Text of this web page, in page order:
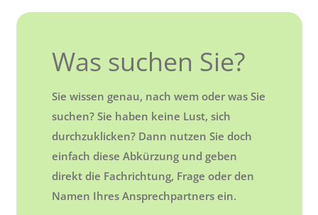
Was suchen Sie?
Sie wissen genau, nach wem oder was Sie
suchen? Sie haben keine Lust, sich
durchzuklicken? Dann nutzen Sie doch
einfach diese Abkürzung und geben
direkt die Fachrichtung, Frage oder den
Namen Ihres Ansprechpartners ein.